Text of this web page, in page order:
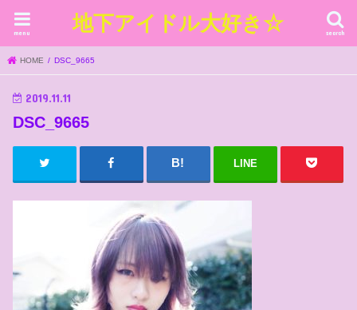
地下アイドル大好き☆ search
menu
HOME DSC_9665
2019.11.11
DSC_9665
LINE